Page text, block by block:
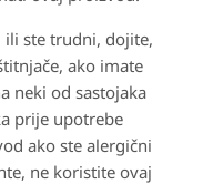
ste trudni, dojite,
ako imate
neki od sastojaka
prije upotrebe
ako ste alergični
ne koristite ovaj